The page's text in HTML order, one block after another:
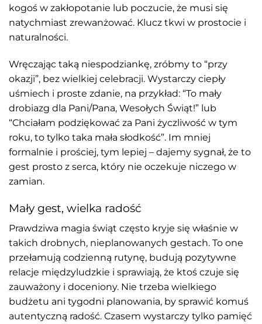
kogoś w zakłopotanie lub poczucie, że musi się
natychmiast zrewanżować. Klucz tkwi w prostocie i
naturalności.
Wręczając taką niespodziankę, zróbmy to “przy
okazji”, bez wielkiej celebracji. Wystarczy ciepły
uśmiech i proste zdanie, na przykład: “To mały
drobiazg dla Pani/Pana, Wesołych Świąt!” lub
“Chciałam podziękować za Pani życzliwość w tym
roku, to tylko taka mała słodkość”. Im mniej
formalnie i prościej, tym lepiej – dajemy sygnał, że to
gest prosto z serca, który nie oczekuje niczego w
zamian.
Mały gest, wielka radość
Prawdziwa magia świąt często kryje się właśnie w
takich drobnych, nieplanowanych gestach. To one
przełamują codzienną rutynę, budują pozytywne
relacje międzyludzkie i sprawiają, że ktoś czuje się
zauważony i doceniony. Nie trzeba wielkiego
budżetu ani tygodni planowania, by sprawić komuś
autentyczną radość. Czasem wystarczy tylko pamięć